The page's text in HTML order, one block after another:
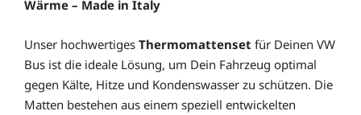
Wärme – Made in Italy
Unser hochwertiges Thermomattenset für Deinen VW
Bus ist die ideale Lösung, um Dein Fahrzeug optimal
gegen Kälte, Hitze und Kondenswasser zu schützen. Die
Matten bestehen aus einem speziell entwickelten